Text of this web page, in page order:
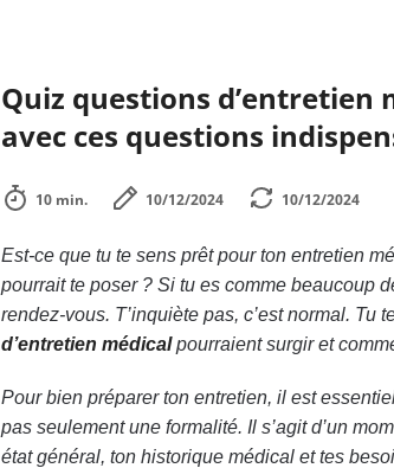
Quiz questions
avec ces questions
10 min. 10/12/2024 10/12/2024
Est-ce que tu te sens prêt pour ton entretien
pourrait te poser ? Si tu es comme beaucoup
rendez-vous. T’inquiète pas, c’est normal. Tu
d’entretien médicalpourraient surgir et
Pour bien préparer ton entretien, il est
pas seulement une formalité. Il s’agit d’un
état général, ton historique médical et tes